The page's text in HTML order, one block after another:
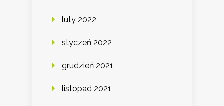
luty 2022
styczeń 2022
grudzień 2021
listopad 2021